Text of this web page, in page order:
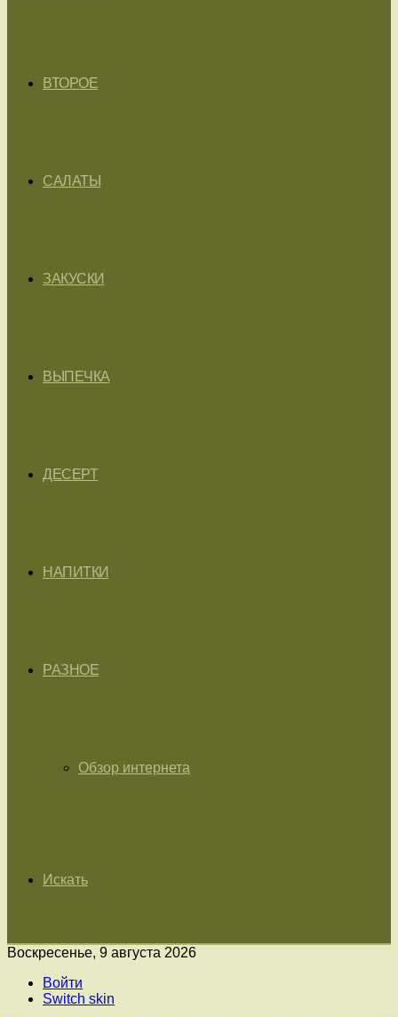
ВТОРОЕ
САЛАТЫ
ЗАКУСКИ
ВЫПЕЧКА
ДЕСЕРТ
НАПИТКИ
РАЗНОЕ
Обзор интернета
Искать
Воскресенье, 9 августа 2026
Войти
Switch skin